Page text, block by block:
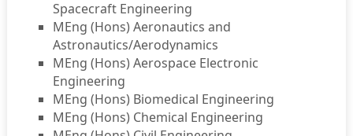
Spacecraft Engineering
MEng (Hons) Aeronautics and
Astronautics/Aerodynamics
MEng (Hons) Aerospace Electronic
Engineering
MEng (Hons) Biomedical Engineering
MEng (Hons) Chemical Engineering